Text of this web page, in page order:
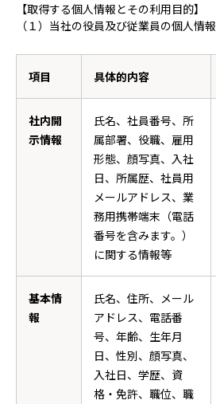
【取得する個人情報とその利用目的】
（１）当社の役員及び従業員の個人情報
項目 具体的内容
社内開
示情報
氏名、社員番号、所
属部署、役職、雇用
形態、顔写真、入社
日、所属歴、社員用
メールアドレス、業
務用携帯端末（電話
番号を含みます。）
に関する情報等
基本情
報
氏名、住所、メール
アドレス、電話番
号、年齢、生年月
日、性別、顔写真、
入社日、学歴、資
格・免許、職位、職